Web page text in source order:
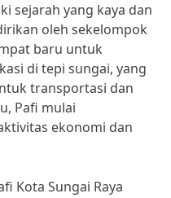
sejarah yang kaya dan
oleh sekelompok
baru untuk
di tepi sungai, yang
transportasi dan
Pafi mulai
ekonomi dan
Kota Sungai Raya